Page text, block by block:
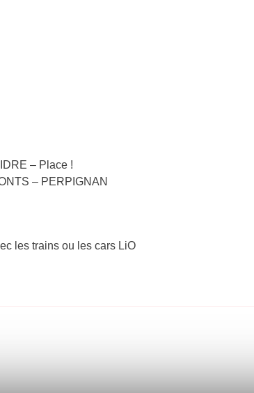
– Place !
– PERPIGNAN
les trains ou les cars LiO